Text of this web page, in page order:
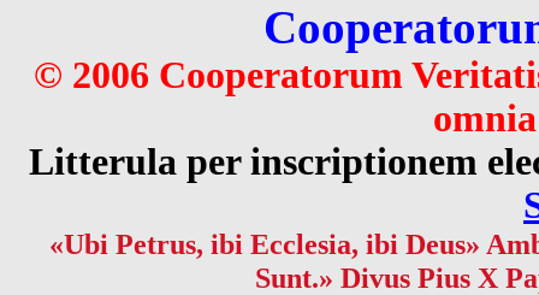
© 2006 Cooperatorum
Litterula per inscriptionem
«Ubi Petrus, ibi Ecclesia, ibi Deus»
Sunt.» Divus Pius X